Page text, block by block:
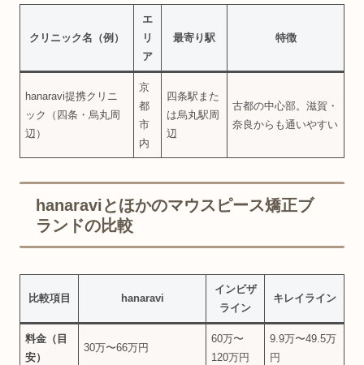
クリニック名（例）
エ
リ
ア
最寄り駅 特徴
hanaravi提携クリニ
ック（四条・烏丸周
辺）
京
都
市
内
四条駅また
は烏丸駅周
辺
古都の中心部。滋賀・
奈良からも通いやすい
hanaraviとほかのマウスピース矯正ブ
ランドの比較
比較項目 hanaravi
インビザ
ライン
キレイライン
料金（目
安）
30万〜66万円
60万〜
120万円
9.9万〜49.5万
円